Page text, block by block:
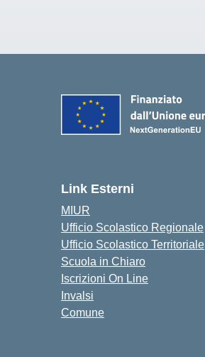
Link Esterni
MIUR
Ufficio Scolastico Regionale
Ufficio Scolastico Territoriale
Scuola in Chiaro
Iscrizioni On Line
Invalsi
Comune